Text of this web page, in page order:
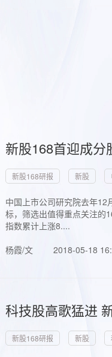
新股168首迎成
新股168研报 新股
中国上市公司研究院去年
标，筛选出值得重点关注的
指数累计上涨8....
杨霞/文
2018-05-18
科技股高歌猛进
新股168研报 新股